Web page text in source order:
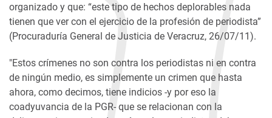
organizado y que: “este tipo de hechos deplorables nada
tienen que ver con el ejercicio de la profesión de periodista”
(Procuraduría General de Justicia de Veracruz, 26/07/11).
"Estos crímenes no son contra los periodistas ni en contra
de ningún medio, es simplemente un crimen que hasta
ahora, como decimos, tiene indicios -y por eso la
coadyuvancia de la PGR- que se relacionan con la